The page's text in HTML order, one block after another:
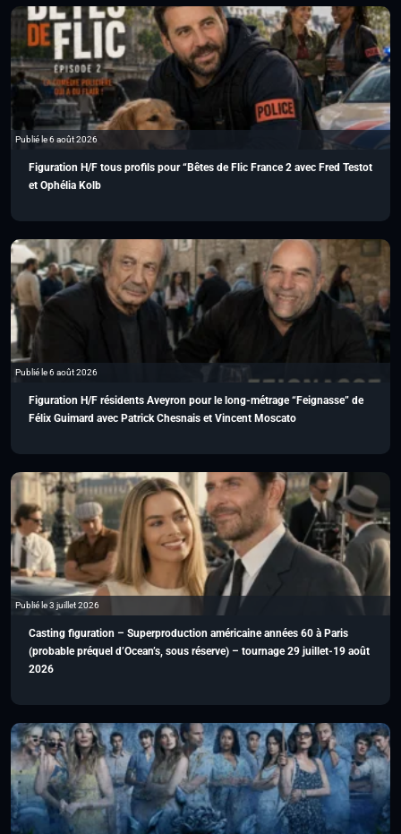
Publié le 6 août 2026
Figuration H/F tous profils pour “Bêtes de Flic France 2 avec Fred Testot
et Ophélia Kolb
Publié le 6 août 2026
Figuration H/F résidents Aveyron pour le long-métrage “Feignasse” de
Félix Guimard avec Patrick Chesnais et Vincent Moscato
Publié le 3 juillet 2026
Casting figuration – Superproduction américaine années 60 à Paris
(probable préquel d’Ocean’s, sous réserve) – tournage 29 juillet-19 août
2026